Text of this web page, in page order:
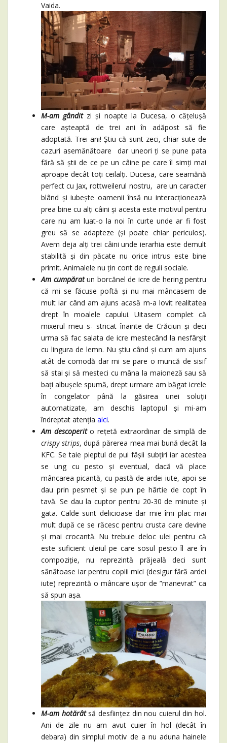
Vaida.
M-am gânditzi și noapte la Ducesa, o cățelușă
care așteaptă de trei ani în adăpost să fie
adoptată. Trei ani! Știu că sunt zeci, chiar sute de
cazuri asemănătoare dar uneori ți se pune pata
fără să știi de ce pe un câine pe care îl simți mai
aproape decât toți ceilalți. Ducesa, care seamănă
perfect cu Jax, rottweilerul nostru, are un caracter
blând și iubește oamenii însă nu interacționează
prea bine cu alți câini și acesta este motivul pentru
care nu am luat-o la noi în curte unde ar fi fost
greu să se adapteze (și poate chiar periculos).
Avem deja alți trei câini unde ierarhia este demult
stabilită și din păcate nu orice intrus este bine
primit. Animalele nu țin cont de reguli sociale.
Am cumpăratun borcănel de icre de hering pentru
că mi se făcuse poftă și nu mai mâncasem de
mult iar când am ajuns acasă m-a lovit realitatea
drept în moalele capului. Uitasem complet că
mixerul meu s- stricat înainte de Crăciun și deci
urma să fac salata de icre mestecând la nesfârșit
cu lingura de lemn. Nu știu când și cum am ajuns
atât de comodă dar mi se pare o muncă de sisif
să stai și să mesteci cu mâna la maioneză sau să
bați albușele spumă, drept urmare am băgat icrele
în congelator până la găsirea unei soluții
automatizate, am deschis laptopul și mi-am
îndreptat atenția aici.
Am descoperito rețetă extraordinar de simplă de
crispy strips, după părerea mea mai bună decât la
KFC. Se taie pieptul de pui fâșii subțiri iar acestea
se ung cu pesto și eventual, dacă vă place
mâncarea picantă, cu pastă de ardei iute, apoi se
dau prin pesmet și se pun pe hârtie de copt în
tavă. Se dau la cuptor pentru 20-30 de minute și
gata. Calde sunt delicioase dar mie îmi plac mai
mult după ce se răcesc pentru crusta care devine
și mai crocantă. Nu trebuie deloc ulei pentru că
este suficient uleiul pe care sosul pesto îl are în
compoziție, nu reprezintă prăjeală deci sunt
sănătoase iar pentru copiii mici (desigur fără ardei
iute) reprezintă o mâncare ușor de ”manevrat” ca
să spun așa.
M-am hotărâtsă desființez din nou cuierul din hol.
Ani de zile nu am avut cuier în hol (decât în
debara) din simplul motiv de a nu aduna hainele